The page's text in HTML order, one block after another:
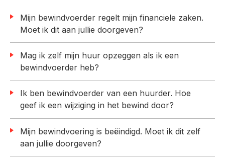
Mijn bewindvoerder regelt mijn financiele zaken.
Moet ik dit aan jullie doorgeven?
Mag ik zelf mijn huur opzeggen als ik een
bewindvoerder heb?
Ik ben bewindvoerder van een huurder. Hoe
geef ik een wijziging in het bewind door?
Mijn bewindvoering is beëindigd. Moet ik dit zelf
aan jullie doorgeven?